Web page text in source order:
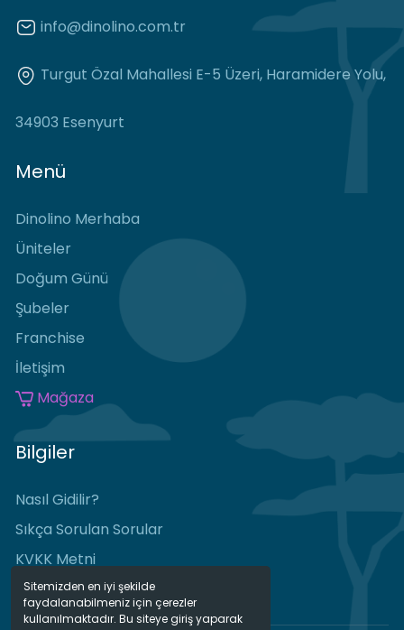
Sitemizden en iyi şekilde
faydalanabilmeniz için çerezler
kullanılmaktadır. Bu siteye giriş yaparak
info@dinolino.com.tr
Turgut Özal Mahallesi E-5 Üzeri, Haramidere Yolu,
34903 Esenyurt
Menü
Dinolino Merhaba
Üniteler
Doğum Günü
Şubeler
Franchise
İletişim
Mağaza
Bilgiler
Nasıl Gidilir?
Sıkça Sorulan Sorular
KVKK Metni